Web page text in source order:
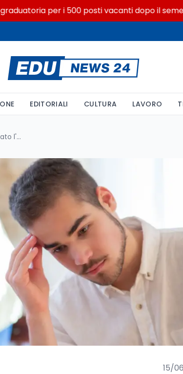
per i 500 posti vacanti dopo il semestre
EDITORIALI CULTURA LAVORO
Figli boomerang in Italia: dopo aver trovato l'indipendenza tornano a vivere con i genitori
15/